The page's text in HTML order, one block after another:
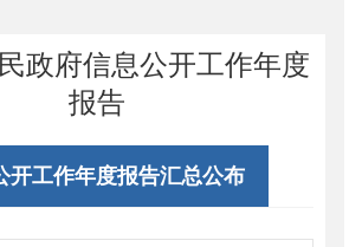
政府信息公开工作年度
报告
开工作年度报告汇总公布